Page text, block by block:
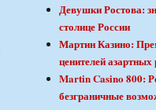
Девушки Ростова:
столице России
Мартин Казино:
ценителей азартных
Martin Casino 800:
безграничные